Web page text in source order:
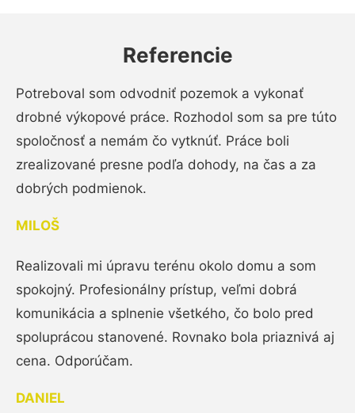
Referencie
Potreboval som odvodniť pozemok a vykonať
drobné výkopové práce. Rozhodol som sa pre túto
spoločnosť a nemám čo vytknúť. Práce boli
zrealizované presne podľa dohody, na čas a za
dobrých podmienok.
MILOŠ
Realizovali mi úpravu terénu okolo domu a som
spokojný. Profesionálny prístup, veľmi dobrá
komunikácia a splnenie všetkého, čo bolo pred
spoluprácou stanovené. Rovnako bola priaznivá aj
cena. Odporúčam.
DANIEL